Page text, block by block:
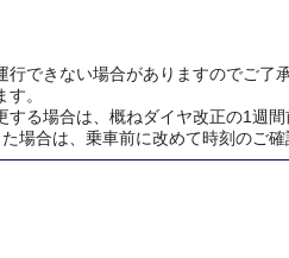
できない場合がありますのでご了承
。
する場合は、概ねダイヤ改正の1週
場合は、乗車前に改めて時刻のご確